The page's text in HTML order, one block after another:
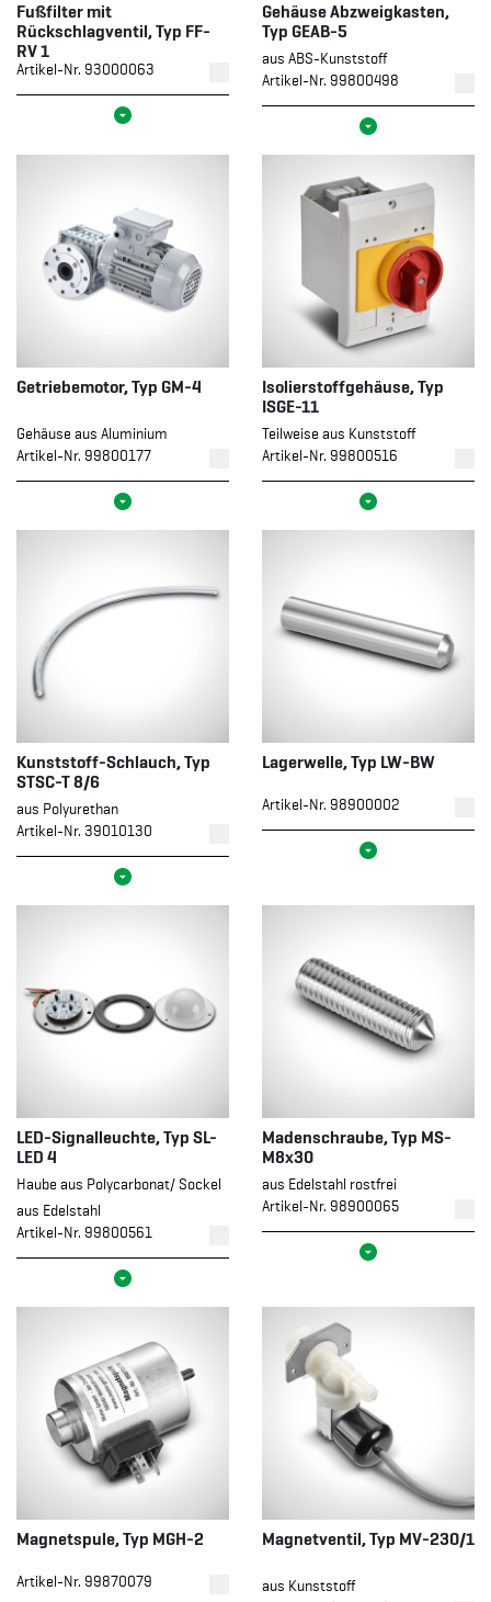
Fußfilter mit
Rückschlagventil, Typ FF-
RV 1
Artikel-Nr. 93000063
Gehäuse Abzweigkasten,
Typ GEAB-5
aus ABS-Kunststoff
Artikel-Nr. 99800498
Getriebemotor, Typ GM-4
Gehäuse aus Aluminium
Artikel-Nr. 99800177
Isolierstoffgehäuse, Typ
ISGE-11
Teilweise aus Kunststoff
Artikel-Nr. 99800516
Kunststoff-Schlauch, Typ
STSC-T 8/6
aus Polyurethan
Artikel-Nr. 39010130
Lagerwelle, Typ LW-BW
Artikel-Nr. 98900002
LED-Signalleuchte, Typ SL-
LED 4
Haube aus Polycarbonat/ Sockel
aus Edelstahl
Artikel-Nr. 99800561
Madenschraube, Typ MS-
M8x30
aus Edelstahl rostfrei
Artikel-Nr. 98900065
Magnetspule, Typ MGH-2
Artikel-Nr. 99870079
Magnetventil, Typ MV-230/1
aus Kunststoff